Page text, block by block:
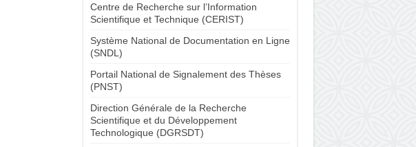
Centre de Recherche sur l’Information
Scientifique et Technique (CERIST)
Système National de Documentation en Ligne
(SNDL)
Portail National de Signalement des Thèses
(PNST)
Direction Générale de la Recherche
Scientifique et du Développement
Technologique (DGRSDT)